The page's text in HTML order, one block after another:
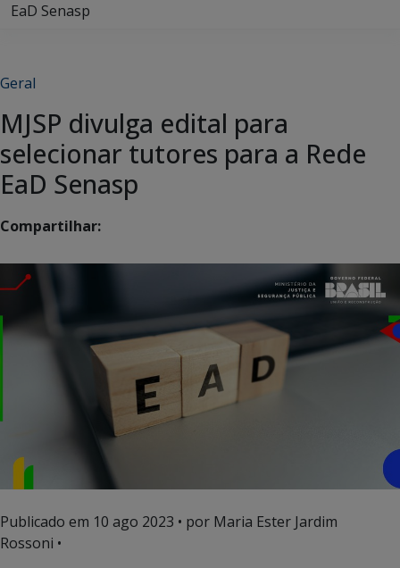
EaD Senasp
Geral
MJSP divulga edital para
selecionar tutores para a Rede
EaD Senasp
Compartilhar:
Publicado em 10 ago 2023 • por Maria Ester Jardim
Rossoni •